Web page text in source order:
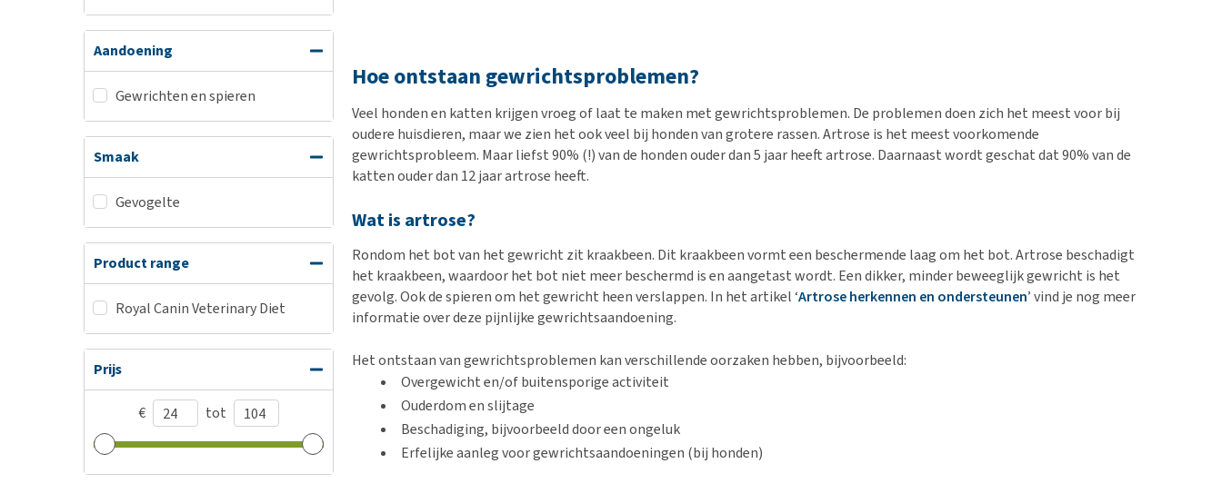
Aandoening
Gewrichten en spieren
Smaak
Gevogelte
Product range
Royal Canin Veterinary Diet
Prijs
€ tot
Hoe ontstaan gewrichtsproblemen?
Veel honden en katten krijgen vroeg of laat te maken met gewrichtsproblemen. De problemen doen zich het meest voor bij
oudere huisdieren, maar we zien het ook veel bij honden van grotere rassen. Artrose is het meest voorkomende
gewrichtsprobleem. Maar liefst 90% (!) van de honden ouder dan 5 jaar heeft artrose. Daarnaast wordt geschat dat 90% van de
katten ouder dan 12 jaar artrose heeft.
Wat is artrose?
Rondom het bot van het gewricht zit kraakbeen. Dit kraakbeen vormt een beschermende laag om het bot. Artrose beschadigt
het kraakbeen, waardoor het bot niet meer beschermd is en aangetast wordt. Een dikker, minder beweeglijk gewricht is het
gevolg. Ook de spieren om het gewricht heen verslappen. In het artikel ‘Artrose herkennen en ondersteunen’ vind je nog meer
informatie over deze pijnlijke gewrichtsaandoening.
Het ontstaan van gewrichtsproblemen kan verschillende oorzaken hebben, bijvoorbeeld:
Overgewicht en/of buitensporige activiteit
Ouderdom en slijtage
Beschadiging, bijvoorbeeld door een ongeluk
Erfelijke aanleg voor gewrichtsaandoeningen (bij honden)